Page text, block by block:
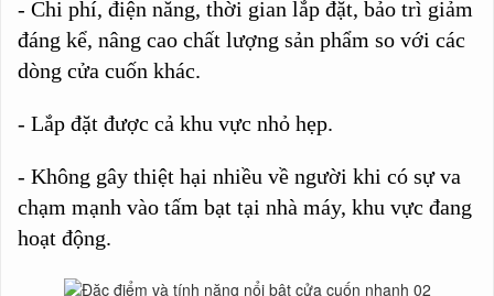
- Chi phí, điện năng, thời gian lắp đặt, bảo trì giảm
đáng kể, nâng cao chất lượng sản phẩm so với các
dòng cửa cuốn khác.
- Lắp đặt được cả khu vực nhỏ hẹp.
- Không gây thiệt hại nhiều về người khi có sự va
chạm mạnh vào tấm bạt tại nhà máy, khu vực đang
hoạt động.